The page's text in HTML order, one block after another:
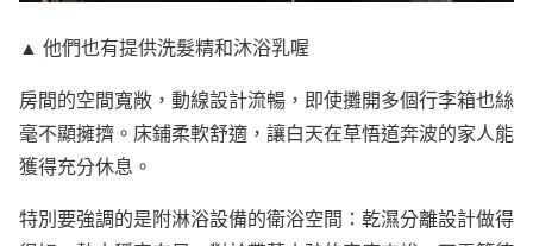
▲ 他們也有提供洗髮精和沐浴乳喔
房間的空間寬敞，動線設計流暢，即使攤開多個行李箱也絲
毫不顯擁擠。床鋪柔軟舒適，讓白天在草悟道奔波的家人能
獲得充分休息。
特別要強調的是附淋浴設備的衛浴空間：乾濕分離設計做得